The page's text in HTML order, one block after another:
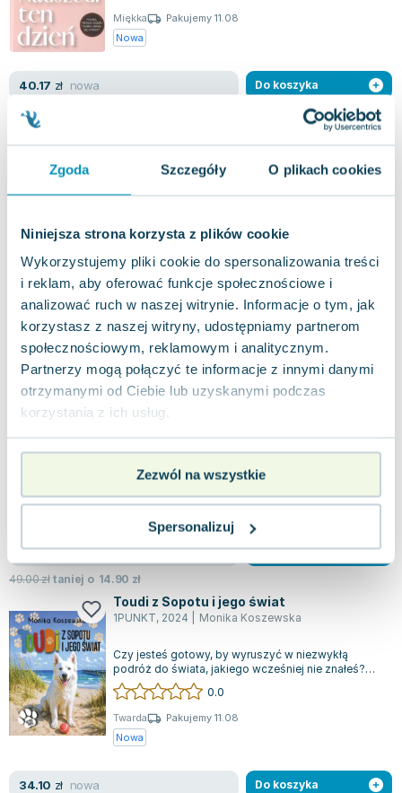
Zgoda Szczegóły O plikach cookies
Niniejsza strona korzysta z plików cookie
Wykorzystujemy pliki cookie do spersonalizowania treści
i reklam, aby oferować funkcje społecznościowe i
analizować ruch w naszej witrynie. Informacje o tym, jak
korzystasz z naszej witryny, udostępniamy partnerom
społecznościowym, reklamowym i analitycznym.
Partnerzy mogą połączyć te informacje z innymi danymi
otrzymanymi od Ciebie lub uzyskanymi podczas
korzystania z ich usług.
Zezwól na wszystkie
Spersonalizuj
Miękka
Pakujemy 11.08
Nowa
40.17 zł nowa
48.16zł
Do koszyka
Nowa
32.70
47.00złtaniej o14.30zł
Do koszyka
Niepokorna, niezłomna Krystyna Skarbek
1PUNKT , 2025 Monika Koszewska
Krystyna Skarbek to postać niezwykła, wyłamująca
się z ram konwencji. Jako piętnastolatka dokonała
czegoś niewyobrażalnego – na ms...
Pakujemy 11.08
Nowa
34.10zł nowa
49.00złtaniej o 14.90 zł
Do koszyka
Toudi z Sopotu i jego świat
1PUNKT, 2024 Monika Koszewska
Czy jesteś gotowy, by wyruszyć w niezwykłą
podróż do świata, jakiego wcześniej nie znałeś?
Mam przyjemność zaprosić Cię do lektury...
0.0
Twarda
Pakujemy 11.08
Nowa
34.10 zł nowa Do koszyka